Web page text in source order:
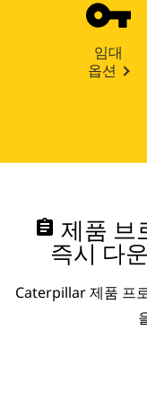
임대
옵션
assignment 제품 브
즉시 다
Caterpillar 제품 프